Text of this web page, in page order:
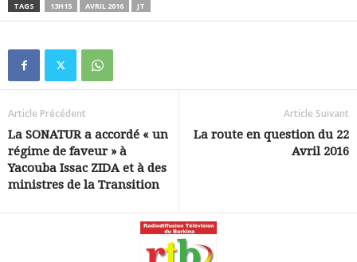
TAGS 13H15 AVRIL 2016 JT
Article Précédent
La SONATUR a accordé « un
régime de faveur » à
Yacouba Issac ZIDA et à des
ministres de la Transition
Article Suivant
La route en question du 22
Avril 2016